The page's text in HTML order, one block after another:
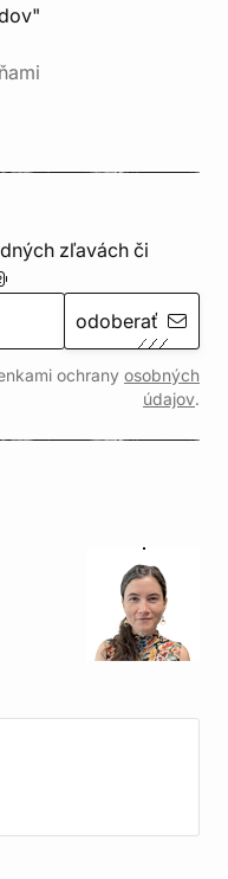
zľavách či
odoberať
ochrany osobných
údajov.